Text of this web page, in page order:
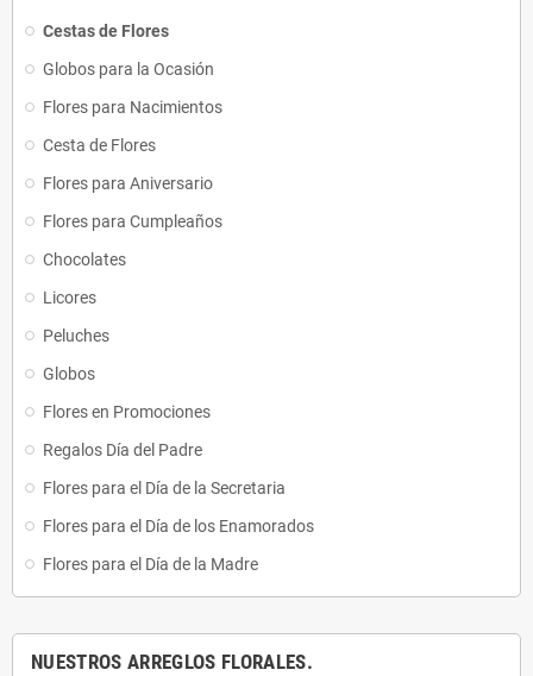
Cestas de Flores
Globos para la Ocasión
Flores para Nacimientos
Cesta de Flores
Flores para Aniversario
Flores para Cumpleaños
Chocolates
Licores
Peluches
Globos
Flores en Promociones
Regalos Día del Padre
Flores para el Día de la Secretaria
Flores para el Día de los Enamorados
Flores para el Día de la Madre
NUESTROS ARREGLOS FLORALES.